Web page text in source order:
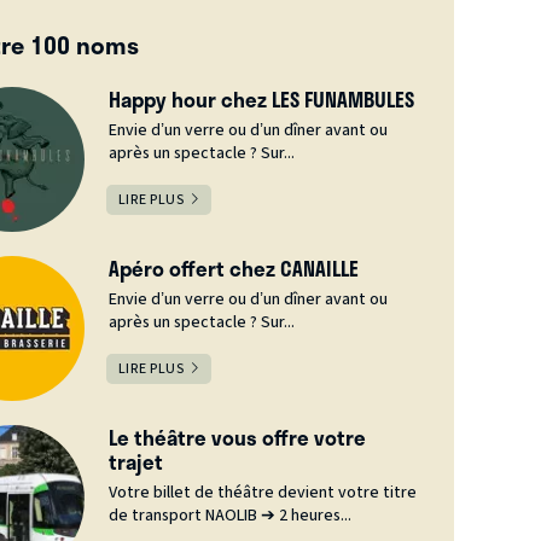
100 noms
Happy hour chez LES FUNAMBULES
Envie d’un verre ou d’un dîner avant ou
après un spectacle ? Sur...
LIRE PLUS
Apéro offert chez CANAILLE
Envie d’un verre ou d’un dîner avant ou
après un spectacle ? Sur...
LIRE PLUS
Le théâtre vous offre votre
trajet
Votre billet de théâtre devient votre titre
de transport NAOLIB ➔ 2 heures...